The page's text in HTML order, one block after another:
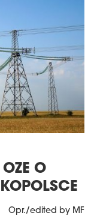
O
Opr./edited by MF